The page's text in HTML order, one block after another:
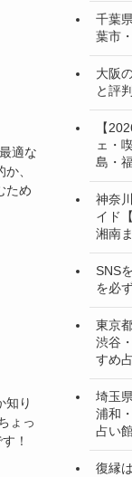
適な
、
ため
知り
ょっ
！
千葉
葉市
大阪
と評
【
ェ・
島・
神奈
イド
湘南
SNS
を必
東京
渋谷
すめ
埼玉
浦和
占い
復縁